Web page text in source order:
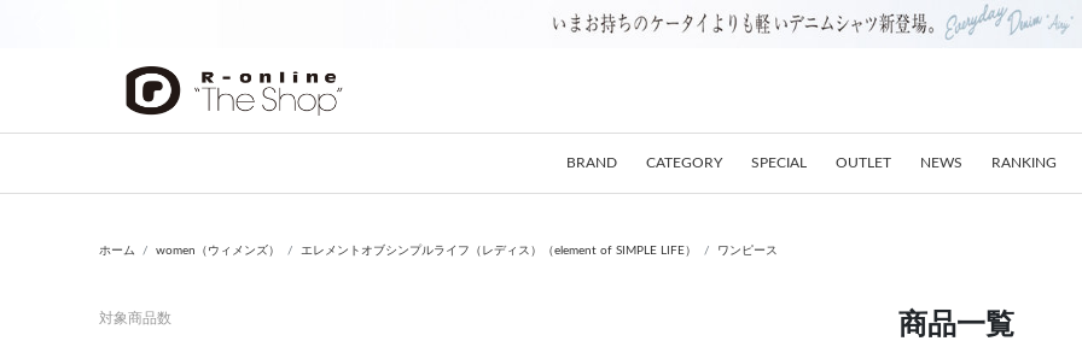
BRAND CATEGORY SPECIAL OUTLET NEWS RANKING
ホーム women（ウィメンズ） エレメントオブシンプルライフ（レディス）（element of SIMPLE LIFE） ワンピース
対象商品数 商品一覧